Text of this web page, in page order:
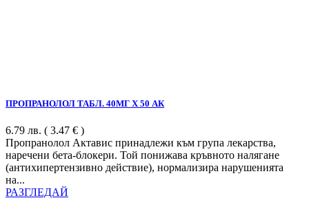
ПРОПРАНОЛОЛ ТАБЛ. 40МГ Х 50 АК
6.79 лв. ( 3.47 € )
Пропранолол Актавис принадлежи към група лекарства,
наречени бета-блокери. Той понижава кръвното налягане
(антихипертензивно действие), нормализира нарушенията
на...
РАЗГЛЕДАЙ